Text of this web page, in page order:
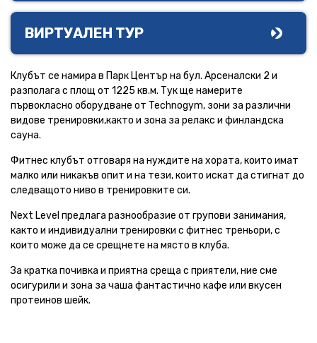
Клубът се намира в Парк Център на бул. Арсеналски 2 и
разполага с площ от 1225 кв.м. Тук ще намерите
първокласно оборудване от Technogym, зони за различни
видове тренировки,както и зона за релакс и финландска
сауна.
Фитнес клубът отговаря на нуждите на хората, които имат
малко или никакъв опит и на тези, които искат да стигнат до
следващото ниво в тренировките си.
Next Level предлага разнообразие от групови занимания,
както и индивидуални тренировки с фитнес треньори, с
които може да се срещнете на място в клуба.
За кратка почивка и приятна среща с приятели, ние сме
осигурили и зона за чаша фантастично кафе или вкусен
протеинов шейк.
ВИРТУАЛЕН ТУР